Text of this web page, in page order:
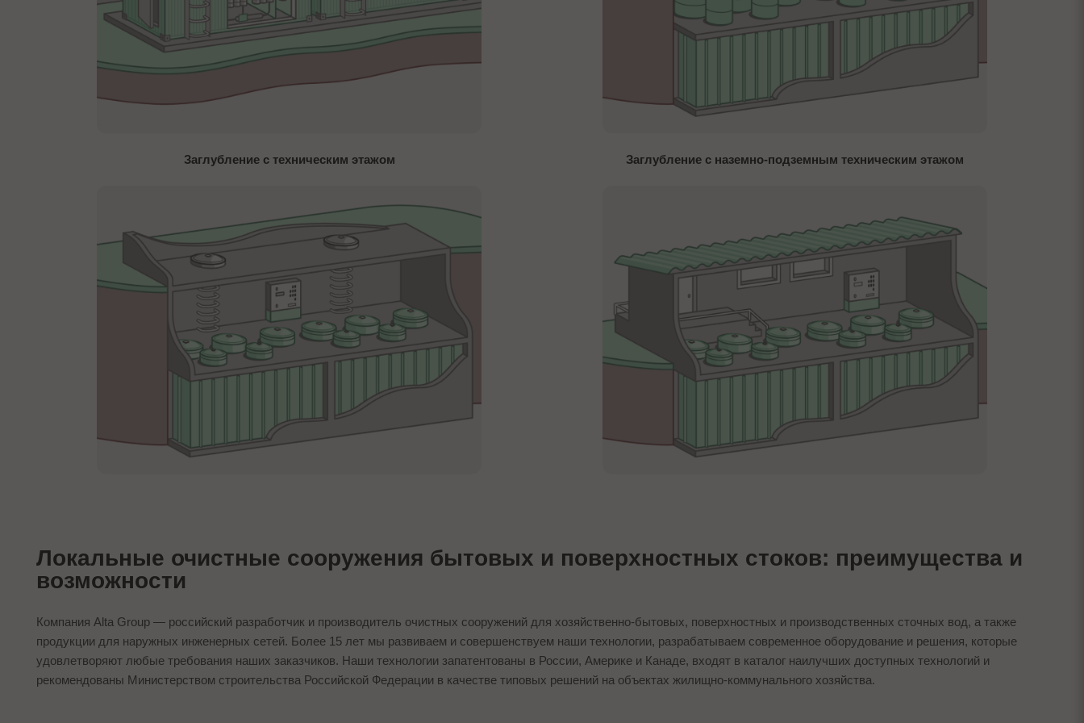
Заглубление с техническим этажом Заглубление с наземно-подземным техническим этажом
Локальные очистные сооружения бытовых и поверхностных стоков: преимущества и
возможности
Компания Alta Group — российский разработчик и производитель очистных сооружений для хозяйственно-бытовых, поверхностных и производственных сточных вод, а также
продукции для наружных инженерных сетей. Более 15 лет мы развиваем и совершенствуем наши технологии, разрабатываем современное оборудование и решения, которые
удовлетворяют любые требования наших заказчиков. Наши технологии запатентованы в России, Америке и Канаде, входят в каталог наилучших доступных технологий и
рекомендованы Министерством строительства Российской Федерации в качестве типовых решений на объектах жилищно-коммунального хозяйства.